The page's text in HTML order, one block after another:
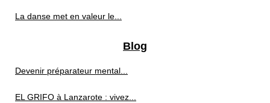
La danse met en valeur le...
Blog
Devenir préparateur mental...
EL GRIFO à Lanzarote : vivez...